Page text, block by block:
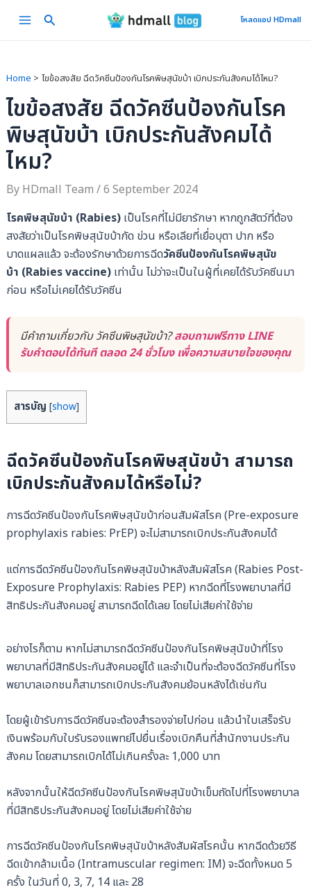
Main
โหลดแอป HDmall
Home ไขข้อสงสัย ฉีดวัคซีนป้องกันโรคพิษสุนัขบ้า เบิกประกันสังคมได้ไหม?
ไขข้อสงสัย ฉีดวัคซีนป้องกันโรค
พิษสุนัขบ้า เบิกประกันสังคมได้
ไหม?
By HDmall Team /6 September 2024
โรคพิษสุนัขบ้า (Rabies) เป็นโรคที่ไม่มียารักษา หากถูกสัตว์ที่ต้อง
สงสัยว่าเป็นโรคพิษสุนัขบ้ากัด ข่วน หรือเลียที่เยื่อบุตา ปาก หรือ
บาดแผลแล้ว จะต้องรักษาด้วยการฉีดวัคซีนป้องกันโรคพิษสุนัข
บ้า (Rabies vaccine)เท่านั้น ไม่ว่าจะเป็นในผู้ที่เคยได้รับวัคซีนมา
ก่อน หรือไม่เคยได้รับวัคซีน
มีคำถามเกี่ยวกับ วัคซีนพิษสุนัขบ้า?สอบถามฟรีทาง LINE
รับคำตอบได้ทันที ตลอด 24 ชั่วโมง เพื่อความสบายใจของคุณ
สารบัญ [show]
ฉีดวัคซีนป้องกันโรคพิษสุนัขบ้า สามารถ
เบิกประกันสังคมได้หรือไม่?
การฉีดวัคซีนป้องกันโรคพิษสุนัขบ้าก่อนสัมผัสโรค (Pre-exposure
prophylaxis rabies: PrEP) จะไม่สามารถเบิกประกันสังคมได้
แต่การฉีดวัคซีนป้องกันโรคพิษสุนัขบ้าหลังสัมผัสโรค (Rabies Post-
Exposure Prophylaxis: Rabies PEP) หากฉีดที่โรงพยาบาลที่มี
สิทธิประกันสังคมอยู่ สามารถฉีดได้เลย โดยไม่เสียค่าใช้จ่าย
อย่างไรก็ตาม หากไม่สามารถฉีดวัคซีนป้องกันโรคพิษสุนัขบ้าที่โรง
พยาบาลที่มีสิทธิประกันสังคมอยู่ได้ และจำเป็นที่จะต้องฉีดวัคซีนที่โรง
พยาบาลเอกชนก็สามารถเบิกประกันสังคมย้อนหลังได้เช่นกัน
โดยผู้เข้ารับการฉีดวัคซีนจะต้องสำรองจ่ายไปก่อน แล้วนำใบเสร็จรับ
เงินพร้อมกับใบรับรองแพทย์ไปยื่นเรื่องเบิกคืนที่สำนักงานประกัน
สังคม โดยสามารถเบิกได้ไม่เกินครั้งละ 1,000 บาท
หลังจากนั้นให้ฉีดวัคซีนป้องกันโรคพิษสุนัขบ้าเข็มถัดไปที่โรงพยาบาล
ที่มีสิทธิประกันสังคมอยู่ โดยไม่เสียค่าใช้จ่าย
การฉีดวัคซีนป้องกันโรคพิษสุนัขบ้าหลังสัมผัสโรคนั้น หากฉีดด้วยวิธี
ฉีดเข้ากล้ามเนื้อ (Intramuscular regimen: IM) จะฉีดทั้งหมด 5
ครั้ง ในวันที่ 0, 3, 7, 14 และ 28